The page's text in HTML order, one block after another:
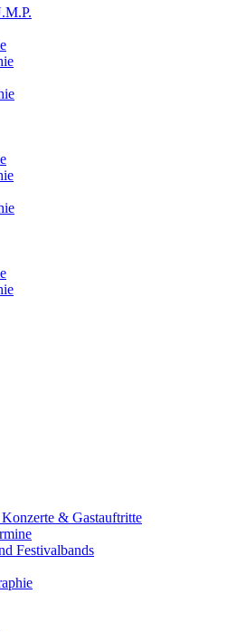
& Gastauftritte
Festivalbands